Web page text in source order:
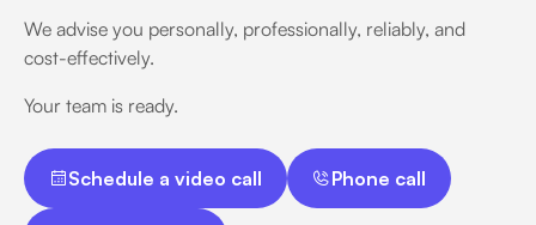
We advise you personally, professionally, reliably, and
cost-effectively.
Your team is ready.
Schedule a video call
Schedule a video call
Phone call
Phone call